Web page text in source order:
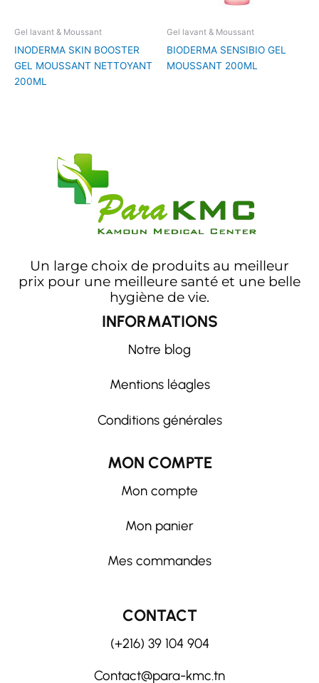
Gel lavant & Moussant
INODERMA SKIN BOOSTER
GEL MOUSSANT NETTOYANT
200ML
Gel lavant & Moussant
BIODERMA SENSIBIO GEL
MOUSSANT 200ML
Un large choix de produits au meilleur
prix pour une meilleure santé et une belle
hygiène de vie.
INFORMATIONS
Notre blog
Mentions léagles
Conditions générales
MON COMPTE
Mon compte
Mon panier
Mes commandes
CONTACT
(+216) 39 104 904
Contact@para-kmc.tn